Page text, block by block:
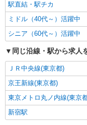
駅直結・駅チカ
ミドル（40代～）活躍中
シニア（60代～）活躍中
同じ沿線・駅から求人
ＪＲ中央線(東京都)
京王新線(東京都)
東京メトロ丸ノ内線(東京
新宿駅